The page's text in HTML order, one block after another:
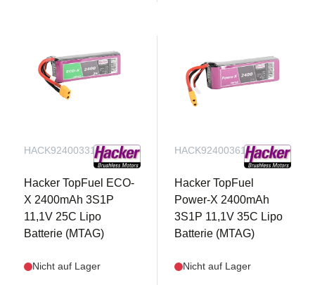
3S und 4S kompatibel
Das werkseitig eingebaute Twin Brushless Power
System verfügt über einen 25-Ampere Spektrum
abgestimmte Motoren, die mit einem einzigen 3S
HACK92400331
Hacker TopFuel ECO-
X 2400mAh 3S1P
11,1V 25C Lipo
Batterie (MTAG)
Nicht auf Lager
HACK92400361
Hacker TopFuel
Power-X 2400mAh
3S1P 11,1V 35C Lipo
Batterie (MTAG)
Nicht auf Lager